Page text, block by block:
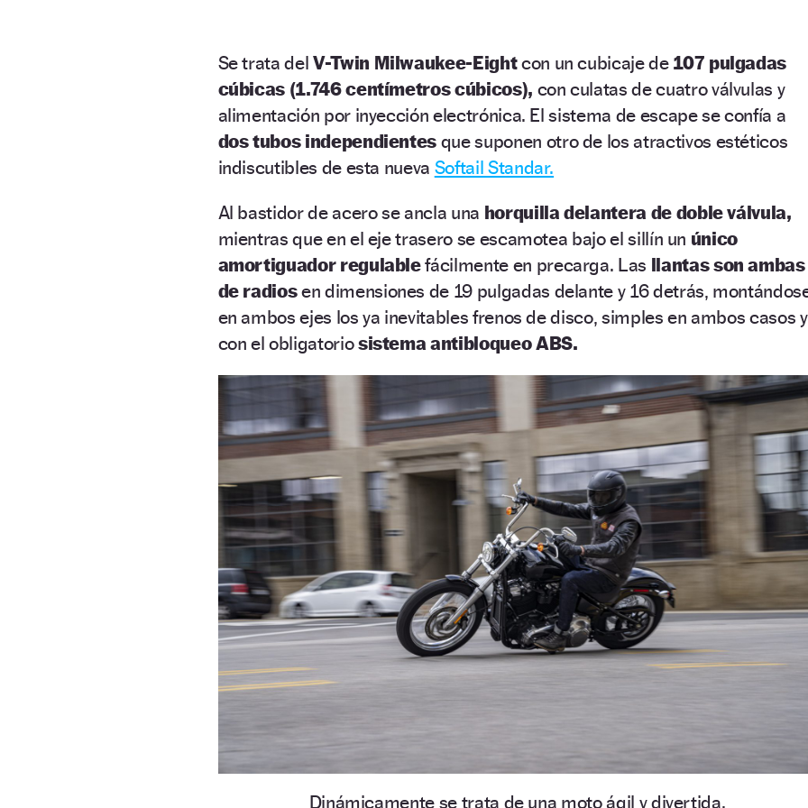
Se trata del V-Twin Milwaukee-Eightcon un cubicaje de 107 pulgadas
cúbicas (1.746 centímetros cúbicos), con culatas de cuatro válvulas y
alimentación por inyección electrónica. El sistema de escape se confía a
dos tubos independientes que suponen otro de los atractivos estéticos
indiscutibles de esta nueva Softail Standar.
Al bastidor de acero se ancla una horquilla delantera de doble válvula,
mientras que en el eje trasero se escamotea bajo el sillín un único
amortiguador regulablefácilmente en precarga. Las llantas son ambas
de radiosen dimensiones de 19 pulgadas delante y 16 detrás,
en ambos ejes los ya inevitables frenos de disco, simples en ambos casos y
con el obligatoriosistema antibloqueo ABS.
Dinámicamente se trata de una moto ágil y divertida.